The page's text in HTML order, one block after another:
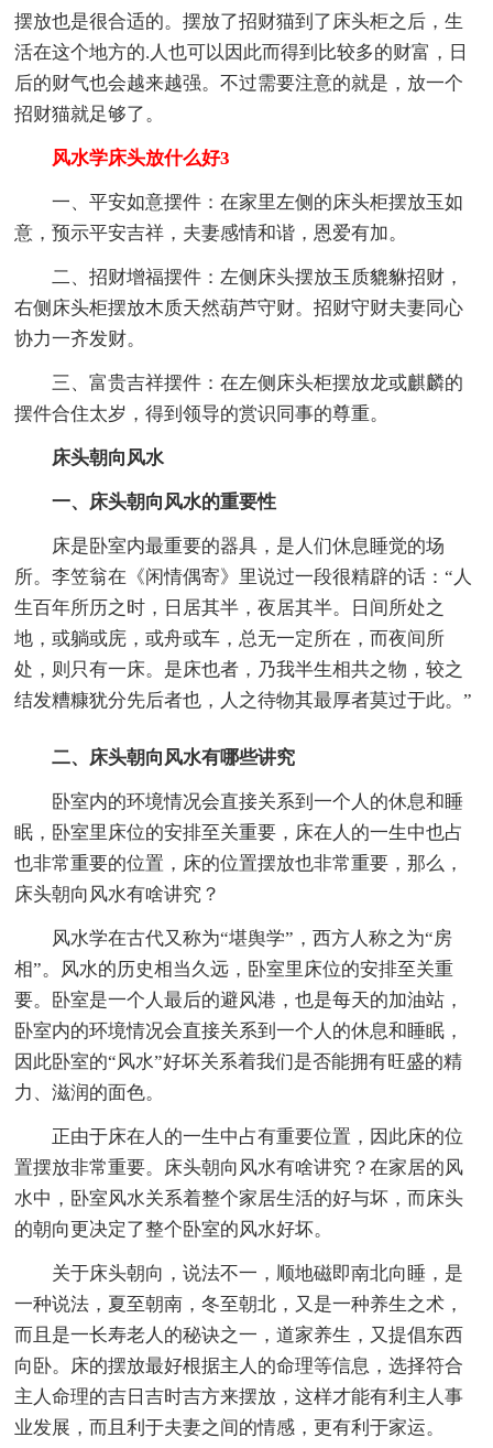
摆放也是很合适的。摆放了招财猫到了床头柜之后，生
活在这个地方的.人也可以因此而得到比较多的财富，日
后的财气也会越来越强。不过需要注意的就是，放一个
招财猫就足够了。
风水学床头放什么好3
一、平安如意摆件：在家里左侧的床头柜摆放玉如
意，预示平安吉祥，夫妻感情和谐，恩爱有加。
二、招财增福摆件：左侧床头摆放玉质貔貅招财，
右侧床头柜摆放木质天然葫芦守财。招财守财夫妻同心
协力一齐发财。
三、富贵吉祥摆件：在左侧床头柜摆放龙或麒麟的
摆件合住太岁，得到领导的赏识同事的尊重。
床头朝向风水
一、床头朝向风水的重要性
床是卧室内最重要的器具，是人们休息睡觉的场
所。李笠翁在《闲情偶寄》里说过一段很精辟的话：“人
生百年所历之时，日居其半，夜居其半。日间所处之
地，或躺或庑，或舟或车，总无一定所在，而夜间所
处，则只有一床。是床也者，乃我半生相共之物，较之
结发糟糠犹分先后者也，人之待物其最厚者莫过于此。”
二、床头朝向风水有哪些讲究
卧室内的环境情况会直接关系到一个人的休息和睡
眠，卧室里床位的安排至关重要，床在人的一生中也占
也非常重要的位置，床的位置摆放也非常重要，那么，
床头朝向风水有啥讲究？
风水学在古代又称为“堪舆学”，西方人称之为“房
相”。风水的历史相当久远，卧室里床位的安排至关重
要。卧室是一个人最后的避风港，也是每天的加油站，
卧室内的环境情况会直接关系到一个人的休息和睡眠，
因此卧室的“风水”好坏关系着我们是否能拥有旺盛的精
力、滋润的面色。
正由于床在人的一生中占有重要位置，因此床的位
置摆放非常重要。床头朝向风水有啥讲究？在家居的风
水中，卧室风水关系着整个家居生活的好与坏，而床头
的朝向更决定了整个卧室的风水好坏。
关于床头朝向，说法不一，顺地磁即南北向睡，是
一种说法，夏至朝南，冬至朝北，又是一种养生之术，
而且是一长寿老人的秘诀之一，道家养生，又提倡东西
向卧。床的摆放最好根据主人的命理等信息，选择符合
主人命理的吉日吉时吉方来摆放，这样才能有利主人事
业发展，而且利于夫妻之间的情感，更有利于家运。